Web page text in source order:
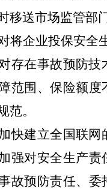
移送市场监管部
对将企业投保安
对存在事故预防
范围、保险额
范。
加快建立全国联
强对安全生产
故预防责任、